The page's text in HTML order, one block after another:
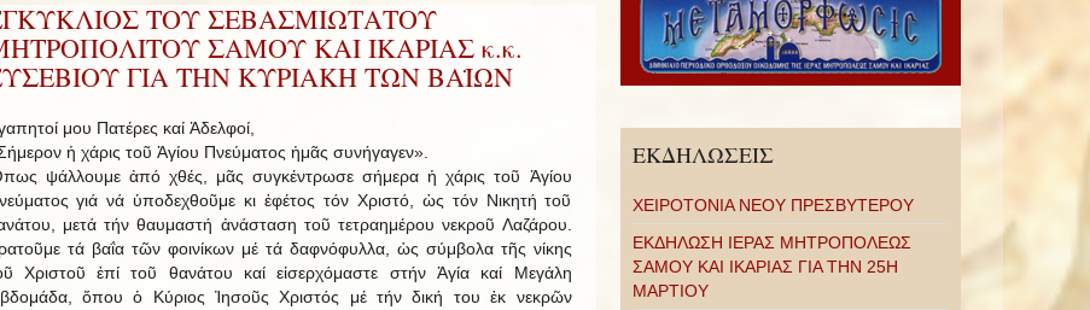
ΤΟΥ ΣΕΒΑΣΜΙΩΤΑΤΟΥ
ΣΑΜΟΥ ΚΑΙ ΙΚΑΡΙΑΣ κ.κ.
ΓΙΑ ΤΗΝ ΚΥΡΙΑΚΗ ΤΩΝ ΒΑΪΩΝ
μου Πατέρες καί Ἀδελφοί,
ἡ χάρις τοῦ Ἁγίου Πνεύματος ἡμᾶς συνήγαγεν».
ψάλλουμε ἀπό χθές, μᾶς συγκέντρωσε σήμερα ἡ χάρις τοῦ Ἁγίου
γιά νά ὑποδεχθοῦμε κι ἐφέτος τόν Χριστό, ὡς τόν Νικητή τοῦ
μετά τήν θαυμαστή ἀνάσταση τοῦ τετραημέρου νεκροῦ Λαζάρου.
τά βαΐα τῶν φοινίκων μέ τά δαφνόφυλλα, ὡς σύμβολα τῆς νίκης
Χριστοῦ ἐπί τοῦ θανάτου καί εἰσερχόμαστε στήν Ἁγία καί Μεγάλη
ὅπου ὁ Κύριος Ἰησοῦς Χριστός μέ τήν δική του ἐκ νεκρῶν
ΕΚΔΗΛΩΣΕΙΣ
ΧΕΙΡΟΤΟΝΙΑ ΝΕΟΥ ΠΡΕΣΒΥΤΕΡΟΥ
ΕΚΔΗΛΩΣΗ ΙΕΡΑΣ ΜΗΤΡΟΠΟΛΕΩΣ
ΣΑΜΟΥ ΚΑΙ ΙΚΑΡΙΑΣ ΓΙΑ ΤΗΝ 25Η
ΜΑΡΤΙΟΥ